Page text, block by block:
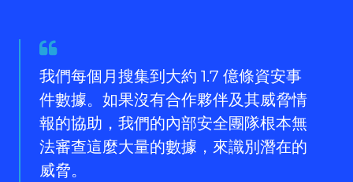
Quote
from
Global
CISO,
我們每個月搜集到大約 1.7 億條資安事
件數據。如果沒有合作夥伴及其威脅情
報的協助，我們的內部安全團隊根本無
法審查這麼大量的數據，來識別潛在的
威脅。